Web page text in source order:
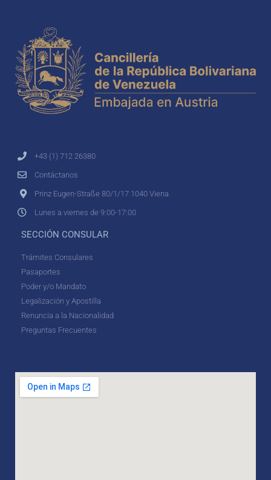
+43 (1) 712 26380
Contáctanos
Prinz Eugen-Straße 80/1/17 1040 Viena
Lunes a viernes de 9:00-17:00
SECCIÓN CONSULAR
Trámites Consulares
Pasaportes
Poder y/o Mandato
Legalización y Apostilla
Renuncia a la Nacionalidad
Preguntas Frecuentes